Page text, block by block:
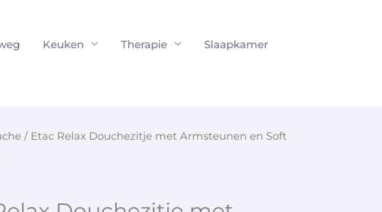
Keuken Therapie
Slaapkamer
/ Etac Relax Douchezitje met Armsteunen en Soft